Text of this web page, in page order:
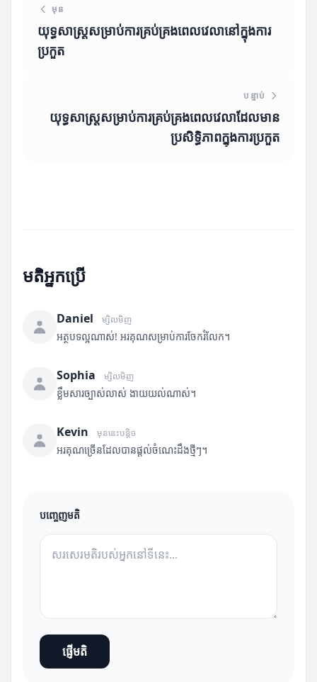
មុន
យុទ្ធសាស្ត្រ​សម្រាប់​ការគ្រប់គ្រង​ពេលវេលា​នៅ​ក្នុង​ការ​
ប្រកួត
បន្ទាប់
យុទ្ធសាស្ត្រសម្រាប់ការគ្រប់គ្រងពេលវេលាដែលមាន
ប្រសិទ្ធិភាពក្នុងការប្រកួត
មតិអ្នកប្រើ
Daniel ម្សិលមិញ
អត្ថបទល្អណាស់! អរគុណសម្រាប់ការចែករំលែក។
Sophia ម្សិលមិញ
ខ្លឹមសារច្បាស់លាស់ ងាយយល់ណាស់។
Kevin មុននេះបន្តិច
អរគុណច្រើនដែលបានផ្តល់ចំណេះដឹងថ្មីៗ។
បញ្ចេញមតិ
ផ្ញើមតិ